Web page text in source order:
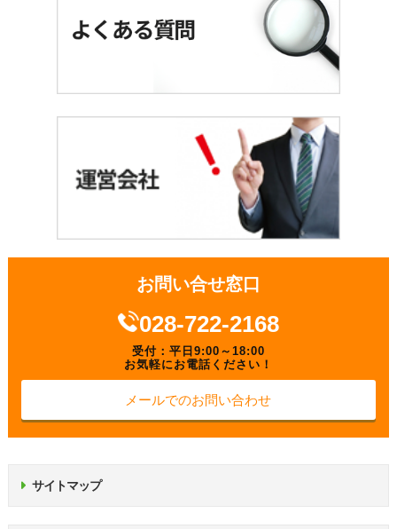
お問い合せ窓口
028-722-2168
受付：平日9:00～18:00
お気軽にお電話ください！
メールでのお問い合わせ
サイトマップ